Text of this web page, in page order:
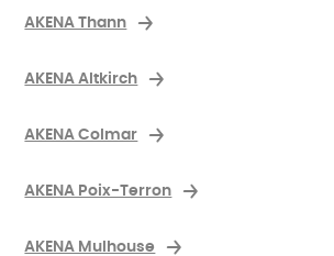
AKENA Thann
AKENA Altkirch
AKENA Colmar
AKENA Poix-Terron
AKENA Mulhouse